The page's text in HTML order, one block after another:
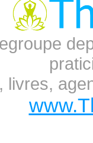
livres,